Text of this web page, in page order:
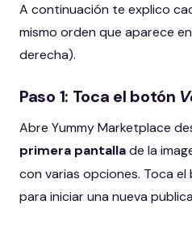
A continuación te explico
mismo orden que aparece
derecha).
Paso 1: Toca el botón
Abre Yummy Marketplace
primera pantallade la
con varias opciones. Toca
para iniciar una nueva